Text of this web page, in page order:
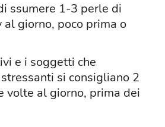
ssumere 1-3 perle di
giorno, poco prima o
e i soggetti che
si consigliano 2
volte al giorno, prima dei